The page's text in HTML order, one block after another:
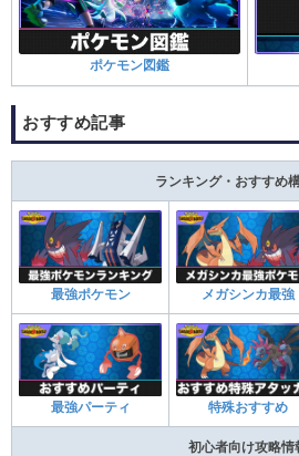
ポケモン図鑑
おすすめ記事
ランキング・おすすめ
最強ポケモン メガシンカ最強
最強パーティ 特殊おすすめ
初心者向け攻略情